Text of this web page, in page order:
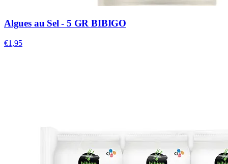
Algues au Sel - 5 GR BIBIGO
€1,95